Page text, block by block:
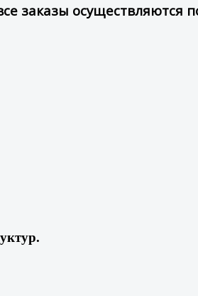
заказы осуществляются